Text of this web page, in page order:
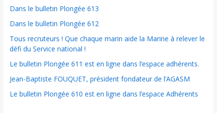
Dans le bulletin Plongée 613
Dans le bulletin Plongée 612
Tous recruteurs ! Que chaque marin aide la Marine à relever le
défi du Service national !
Le bulletin Plongée 611 est en ligne dans l’espace adhérents.
Jean-Baptiste FOUQUET, président fondateur de l’AGASM
Le bulletin Plongée 610 est en ligne dans l’espace Adhérents